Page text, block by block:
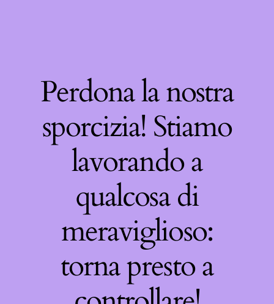
Perdona la nostra
sporcizia! Stiamo
lavorando a
qualcosa di
meraviglioso:
torna presto a